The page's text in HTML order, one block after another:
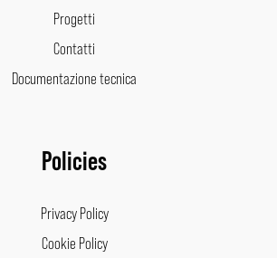
Progetti
Contatti
Documentazione tecnica
Policies
Privacy Policy
Cookie Policy